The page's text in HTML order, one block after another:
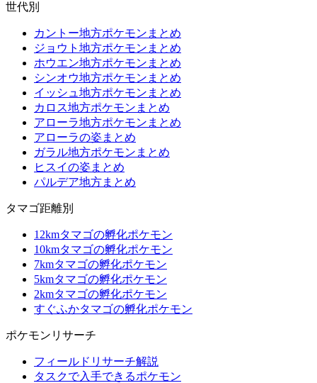
世代別
カントー地方ポケモンまとめ
ジョウト地方ポケモンまとめ
ホウエン地方ポケモンまとめ
シンオウ地方ポケモンまとめ
イッシュ地方ポケモンまとめ
カロス地方ポケモンまとめ
アローラ地方ポケモンまとめ
アローラの姿まとめ
ガラル地方ポケモンまとめ
ヒスイの姿まとめ
パルデア地方まとめ
タマゴ距離別
12kmタマゴの孵化ポケモン
10kmタマゴの孵化ポケモン
7kmタマゴの孵化ポケモン
5kmタマゴの孵化ポケモン
2kmタマゴの孵化ポケモン
すぐふかタマゴの孵化ポケモン
ポケモンリサーチ
フィールドリサーチ解説
タスクで入手できるポケモン